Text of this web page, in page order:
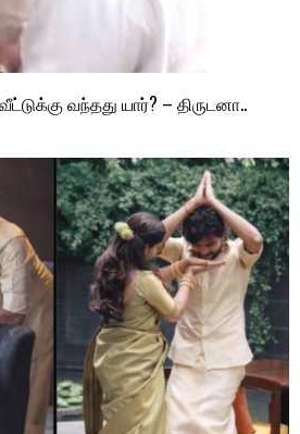
வந்தது யார்? – திருடனா..